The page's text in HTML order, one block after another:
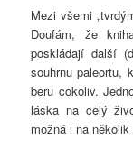
Mezi všemi
Doufám, že
poskládají další
souhrnu paleortu,
beru cokoliv.
láska na celý
možná i na